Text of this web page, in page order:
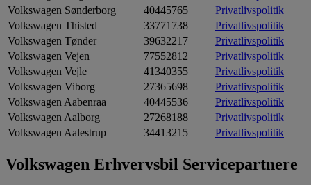
Volkswagen Sønderborg
40445765
Privatlivspolitik
Volkswagen Thisted
33771738
Privatlivspolitik
Volkswagen Tønder
39632217
Privatlivspolitik
Volkswagen Vejen
77552812
Privatlivspolitik
Volkswagen Vejle
41340355
Privatlivspolitik
Volkswagen Viborg
27365698
Privatlivspolitik
Volkswagen Aabenraa
40445536
Privatlivspolitik
Volkswagen Aalborg
27268188
Privatlivspolitik
Volkswagen Aalestrup
34413215 Privatlivspolitik
Volkswagen Erhvervsbil Servicepartnere